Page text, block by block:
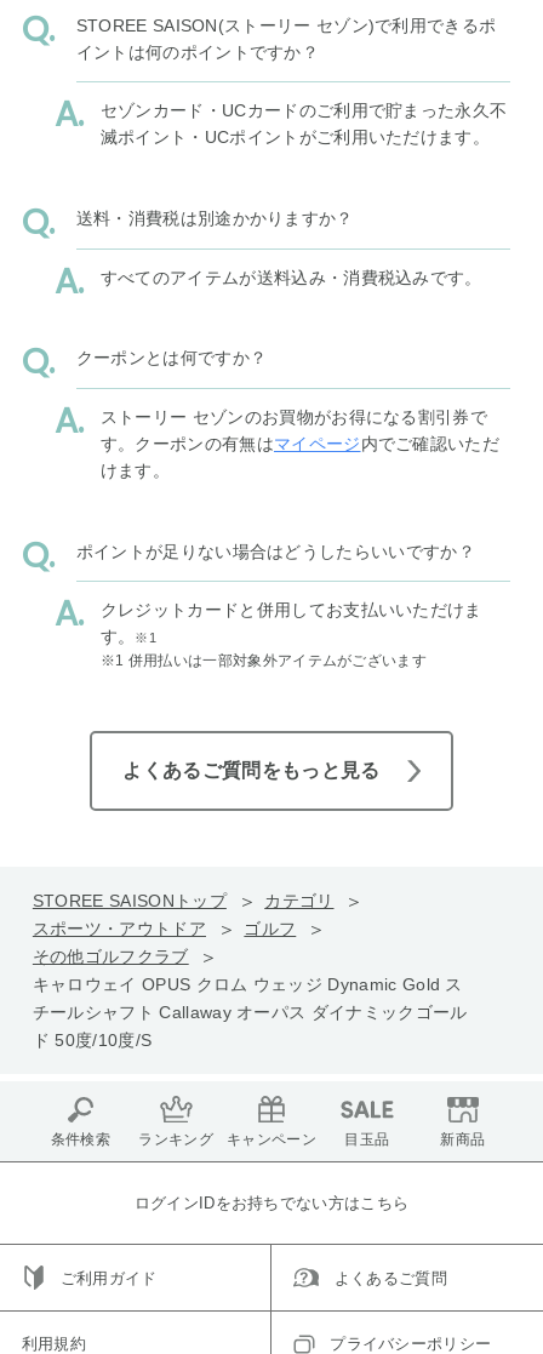
STOREE SAISON(ストーリー セゾン)で利用できるポ
イントは何のポイントですか？
セゾンカード・UCカードのご利用で貯まった永久不
滅ポイント・UCポイントがご利用いただけます。
送料・消費税は別途かかりますか？
すべてのアイテムが送料込み・消費税込みです。
クーポンとは何ですか？
ストーリー セゾンのお買物がお得になる割引券で
す。クーポンの有無はマイページ内でご確認いただ
けます。
ポイントが足りない場合はどうしたらいいですか？
クレジットカードと併用してお支払いいただけま
す。
※1
※1 併用払いは一部対象外アイテムがございます
よくあるご質問をもっと見る
STOREE SAISONトップ
カテゴリ
スポーツ・アウトドア
ゴルフ
その他ゴルフクラブ
キャロウェイ OPUS クロム ウェッジ Dynamic Gold ス
チールシャフト Callaway オーパス ダイナミックゴール
ド 50度/10度/S
条件検索 ランキング キャンペーン 目玉品 新商品
ログインIDをお持ちでない方はこちら
ご利用ガイド よくあるご質問
利用規約 プライバシーポリシー